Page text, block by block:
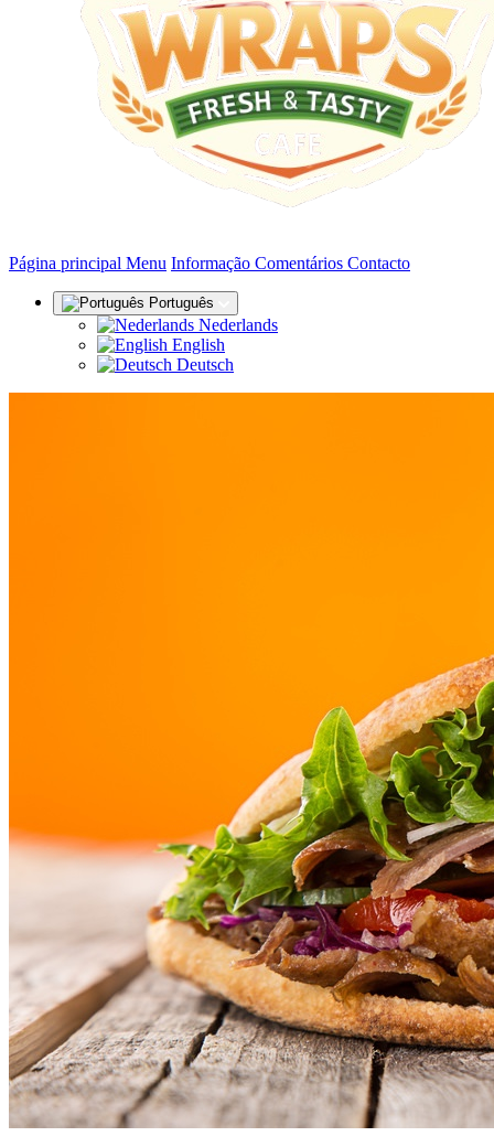
Página principal (actual)
Menu Informação Comentários Contacto
Português
Nederlands
English
Deutsch